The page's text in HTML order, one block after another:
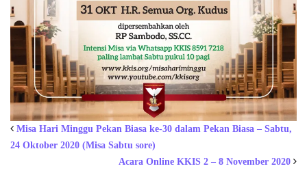
Misa Hari Minggu Pekan Biasa ke-30 dalam Pekan Biasa – Sabtu,
24 Oktober 2020 (Misa Sabtu sore)
Acara Online KKIS 2 – 8 November 2020